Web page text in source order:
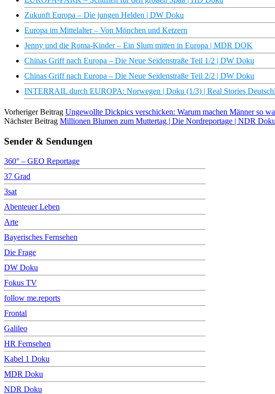
Zukunft Europa – Die jungen Helden | DW Doku
Europa im Mittelalter – Von Mönchen und Ketzern
Jenny und die Roma-Kinder – Ein Slum mitten in Europa | MDR DOK
Chinas Griff nach Europa – Die Neue Seidenstraße Teil 1/2 | DW Doku
Chinas Griff nach Europa – Die Neue Seidenstraße Teil 2/2 | DW Doku
INTERRAIL durch EUROPA: Norwegen | Doku (1/3) | Real Stories
Vorheriger Beitrag Ungewollte Dickpics verschicken: Warum machen Männer so
Nächster Beitrag Millionen Blumen zum Muttertag | Die Nordreportage | NDR Doku
Sender & Sendungen
360° – GEO Reportage
37 Grad
3sat
Abenteuer Leben
Arte
Bayerisches Fernsehen
Die Frage
DW Doku
Fokus TV
follow me.reports
Frontal
Galileo
HR Fernsehen
Kabel 1 Doku
MDR Doku
NDR Doku